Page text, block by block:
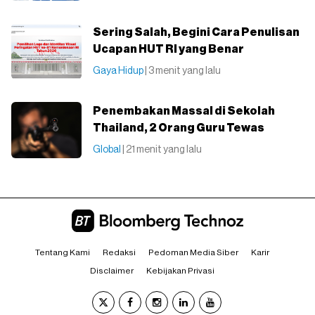
Sering Salah, Begini Cara Penulisan
Ucapan HUT RI yang Benar
Gaya Hidup | 3 menit yang lalu
Penembakan Massal di Sekolah
Thailand, 2 Orang Guru Tewas
Global | 21 menit yang lalu
Tentang Kami Redaksi Pedoman Media Siber Karir
Disclaimer Kebijakan Privasi